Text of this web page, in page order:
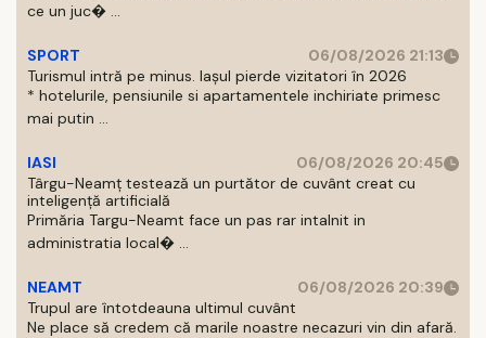
ce un juc� ...
SPORT
06/08/2026 21:13
Turismul intră pe minus. Iașul pierde vizitatori în 2026
* hotelurile, pensiunile si apartamentele inchiriate primesc
mai putin ...
IASI
06/08/2026 20:45
Târgu-Neamț testează un purtător de cuvânt creat cu
inteligență artificială
Primăria Targu-Neamt face un pas rar intalnit in
administratia local� ...
NEAMT
06/08/2026 20:39
Trupul are întotdeauna ultimul cuvânt
Ne place să credem că marile noastre necazuri vin din afară.